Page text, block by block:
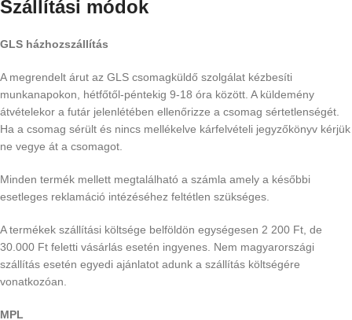
Szállítási módok
GLS házhozszállítás
A megrendelt árut az GLS csomagküldő szolgálat kézbesíti
munkanapokon, hétfőtől-péntekig 9-18 óra között. A küldemény
átvételekor a futár jelenlétében ellenőrizze a csomag sértetlenségét.
Ha a csomag sérült és nincs mellékelve kárfelvételi jegyzőkönyv kérjük
ne vegye át a csomagot.
Minden termék mellett megtalálható a számla amely a későbbi
esetleges reklamáció intézéséhez feltétlen szükséges.
A termékek szállítási költsége belföldön egységesen 2 200 Ft, de
30.000 Ft feletti vásárlás esetén ingyenes. Nem magyarországi
szállítás esetén egyedi ajánlatot adunk a szállítás költségére
vonatkozóan.
MPL